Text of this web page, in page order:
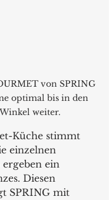
von SPRING
optimal bis in den
weiter.
Küche stimmt
einzelnen
ein
Diesen
SPRING mit